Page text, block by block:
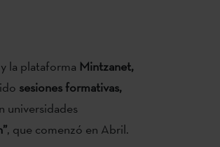
la plataforma Mintzanet,
sesiones formativas,
universidades
, que comenzó en Abril.